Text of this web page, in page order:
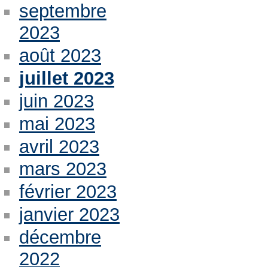
septembre
2023
août 2023
juillet 2023
juin 2023
mai 2023
avril 2023
mars 2023
février 2023
janvier 2023
décembre
2022